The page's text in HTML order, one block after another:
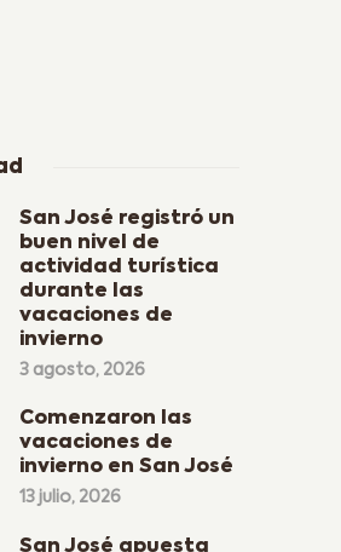
San José registró un
buen nivel de
actividad turística
durante las
vacaciones de
invierno
3 agosto, 2026
Comenzaron las
vacaciones de
invierno en San José
13 julio, 2026
San José apuesta